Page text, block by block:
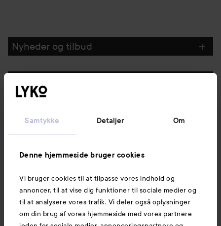
Samtykke Detaljer Om
Denne hjemmeside bruger cookies
Vi bruger cookies til at tilpasse vores indhold og
annoncer, til at vise dig funktioner til sociale medier og
til at analysere vores trafik. Vi deler også oplysninger
om din brug af vores hjemmeside med vores partnere
Nyheder og tilbud
Kundeservice
Information
Mere at udforske